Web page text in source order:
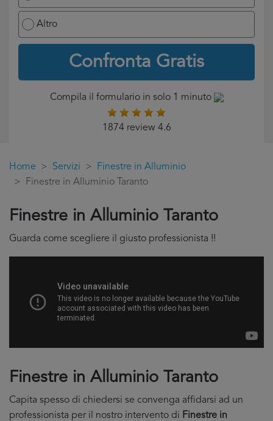
Altro
Confronta Gratis
Compila il formulario in solo 1 minuto
1874 review 4.6
Home Servizi
Finestre in Alluminio
Finestre in Alluminio Taranto
Finestre in Alluminio Taranto
Guarda come scegliere il giusto professionista !!
Finestre in Alluminio Taranto
Capita spesso di chiedersi se convenga affidarsi ad un
professionista per il nostro intervento di Finestre in